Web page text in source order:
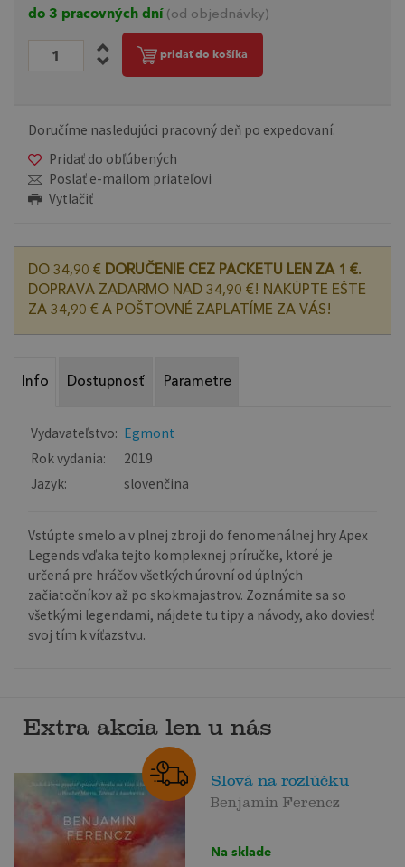
do 3 pracovných dní (od objednávky)
pridať do košíka
Doručíme nasledujúci pracovný deň po expedovaní.
Pridať do obľúbených
Poslať e-mailom priateľovi
Vytlačiť
DO 34,90 € DORUČENIE CEZ PACKETU LEN ZA 1 €.
DOPRAVA ZADARMO NAD 34,90 €! NAKÚPTE EŠTE
ZA 34,90 € A POŠTOVNÉ ZAPLATÍME ZA VÁS!
Info Dostupnosť Parametre
Vydavateľstvo: Egmont
Rok vydania:
2019
Jazyk:
slovenčina
Vstúpte smelo a v plnej zbroji do fenomenálnej hry Apex
Legends vďaka tejto komplexnej príručke, ktoré je
určená pre hráčov všetkých úrovní od úplných
začiatočníkov až po skokmajastrov. Zoznámite sa so
všetkými legendami, nájdete tu tipy a návody, ako doviesť
svoj tím k víťazstvu.
Extra akcia len u nás
Slová na rozlúčku
Benjamin Ferencz
Na sklade